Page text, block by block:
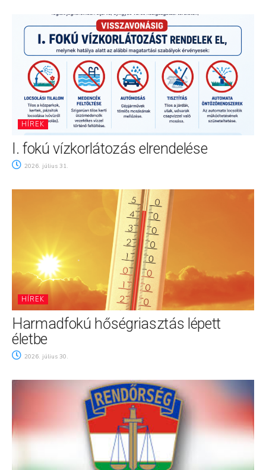
HÍREK
I. fokú vízkorlátozás elrendelése
2026. július 31.
HÍREK
Harmadfokú hőségriasztás lépett
életbe
2026. július 30.